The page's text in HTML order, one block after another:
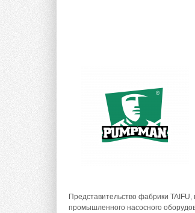
Представительство фабрики
промышленного насосного